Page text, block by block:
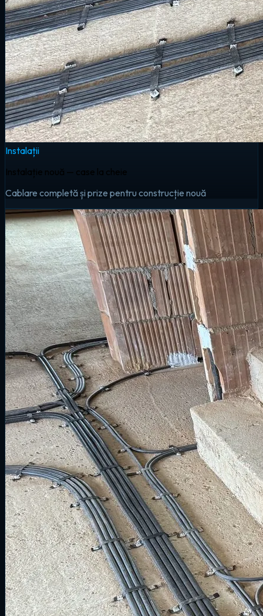
Instalații
Instalație nouă — case la cheie
Cablare completă și prize pentru construcție nouă